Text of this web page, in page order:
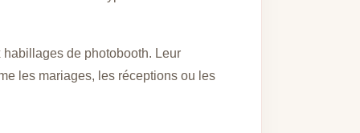
de photobooth. Leur
les mariages, les réceptions ou les